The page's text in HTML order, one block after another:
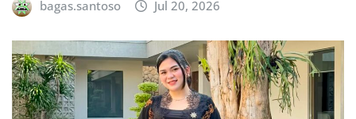
bagas.santoso Jul 20, 2026